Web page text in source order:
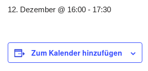
12. Dezember @ 16:00 - 17:30
Zum Kalender hinzufügen